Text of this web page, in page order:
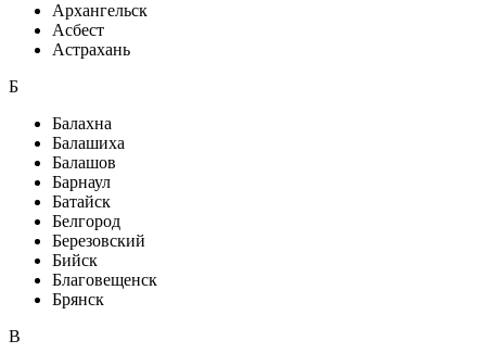
Архангельск
Асбест
Астрахань
Б
Балахна
Балашиха
Балашов
Барнаул
Батайск
Белгород
Березовский
Бийск
Благовещенск
Брянск
В